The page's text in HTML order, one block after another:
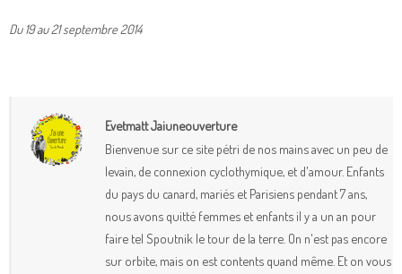
Du 19 au 21 septembre 2014
Evetmatt Jaiuneouverture
Bienvenue sur ce site pétri de nos mains avec un peu de
levain, de connexion cyclothymique, et d'amour. Enfants
du pays du canard, mariés et Parisiens pendant 7 ans,
nous avons quitté femmes et enfants il y a un an pour
faire tel Spoutnik le tour de la terre. On n'est pas encore
sur orbite, mais on est contents quand même. Et on vous